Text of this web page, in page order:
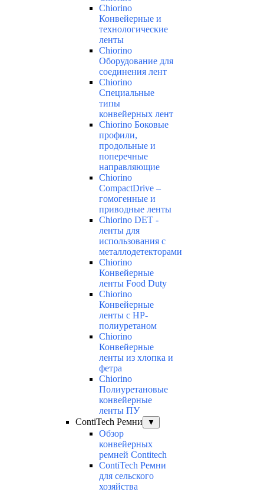
Chiorino
Конвейерные и
технологические
ленты
Chiorino
Оборудование для
соединения лент
Chiorino
Специальные
типы
конвейерных лент
Chiorino Боковые
профили,
продольные и
поперечные
направляющие
Chiorino
CompactDrive –
гомогенные и
приводные ленты
Chiorino DET -
ленты для
использования с
металлодетекторами
Chiorino
Конвейерные
ленты Food Duty
Chiorino
Конвейерные
ленты с НР-
полиуретаном
Chiorino
Конвейерные
ленты из хлопка и
фетра
Chiorino
Полиуретановые
конвейерные
ленты ПУ
ContiTech Ремни
▼
Обзор
конвейерных
ремней Contitech
ContiTech Ремни
для сельского
хозяйства